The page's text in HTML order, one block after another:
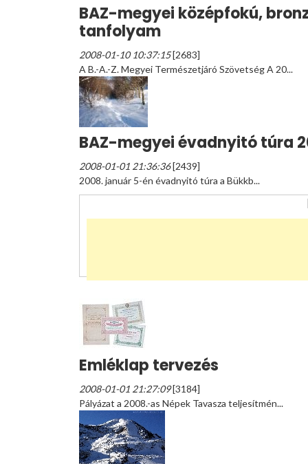
BAZ-megyei középfokú,
tanfolyam
2008-01-10 10:37:15[2683]
A B.-A.-Z. Megyei Természetjáró Szövetség A 20...
BAZ-megyei évadnyitó túra
2008-01-01 21:36:36[2439]
2008. január 5-én évadnyitó túra a Bükkb...
Emléklap tervezés
2008-01-01 21:27:09[3184]
Pályázat a 2008.-as Népek Tavasza teljesítmén...